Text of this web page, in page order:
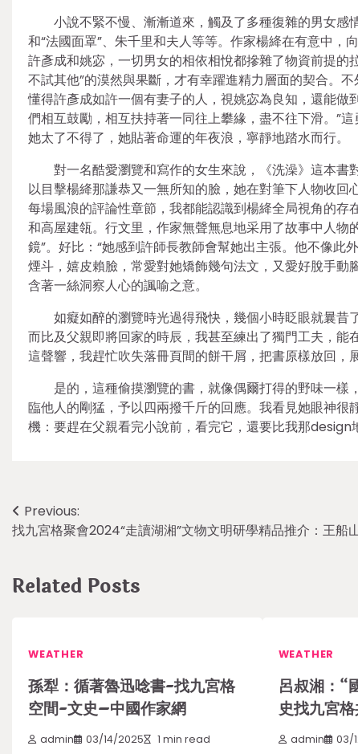
小說不緊不慢、漸漸道來，觸及了多種復雜的男女
和“法國面罩”、朱千里和夫人等等。作家楊絳在有意中
許彥成和姚宓，一切男女的相依相悅都摻雜了物資前提的
不試其他”的漠然與果斷，才有幸躍進精力層面的契合。
懂得許彥成如許一個有妻子的人，視姚宓為良知，還能
們相互鼓勵，相互扶持著一同往上攀緣，盡不往下滑。”
她太了不得了，她貼著命運的年夜浪，寧靜地踏水而行。
對一名酷愛瀏覽和寫作的女生來說，《洗澡》這本
以目擊楊絳那謙恭又一無所知的臉，她在對筆下人物收
每場風浪的評論性章節，我都能認識到楊絳全局視角的
和高屋建瓴。行文里，作家無聲無息地采用了故事中人
鏡”。好比：“她感到許師長教師會幫她出主張。他不像
煙斗，嬉皮賴臉，常愛對她矯飾幾句法文，又愛好脫手
含著一絲洞察人心的諷喻之意。
如癡如醉的瀏覽時光過得飛快，幾個小時眨眼就曩昔
而比及父親即將回家的時辰，我甚至練出了獨門工夫，
這聲響，我趕忙吹失落冊頁間的餅干屑，把書原樣放回，
是的，這種偷摸瀏覽的書，就像偶爾打得的野味一
臨他人的剛猛，予以四兩撥千斤的回應。我看見她眼神
機：要趕在父親看完小說前，看完它，還要比我那design
Post
navigation
Previous:
找九宮格聚會2024“走讀湖湘”文物文明研學精品推介：王船
Related Posts
WEATHER
孫犁：循著魯迅唸書-找九宮格
空間-文史–中國作家網
admin 03/14/2025 1 min read
WEATHER
呂叔湘：“
史找九宮
admin 03/